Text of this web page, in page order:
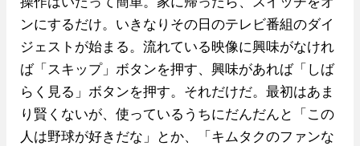
ンにするだけ。いきなりその日のテレビ番組のダイ
ジェストが始まる。流れている映像に興味がなけれ
ば「スキップ」ボタンを押す、興味があれば「しば
らく見る」ボタンを押す。それだけだ。最初はあま
り賢くないが、使っているうちにだんだんと「この
人は野球が好きだな」とか、「キムタクのファンな